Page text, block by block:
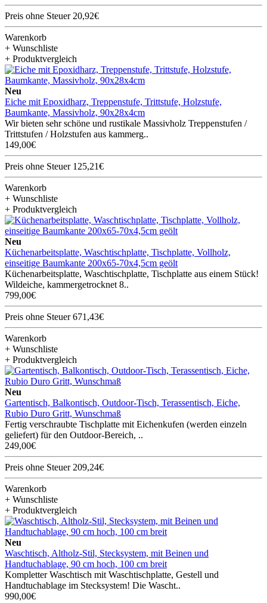
Preis ohne Steuer 20,92€
Warenkorb
+ Wunschliste
+ Produktvergleich
Neu
Eiche mit Epoxidharz, Treppenstufe, Trittstufe, Holzstufe,
Baumkante, Massivholz, 90x28x4cm
Wir bieten sehr schöne und rustikale Massivholz Treppenstufen /
Trittstufen / Holzstufen aus kammerg..
149,00€
Preis ohne Steuer 125,21€
Warenkorb
+ Wunschliste
+ Produktvergleich
Neu
Küchenarbeitsplatte, Waschtischplatte, Tischplatte, Vollholz,
einseitige Baumkante 200x65-70x4,5cm geölt
Küchenarbeitsplatte, Waschtischplatte, Tischplatte aus einem Stück!
Wildeiche, kammergetrocknet 8..
799,00€
Preis ohne Steuer 671,43€
Warenkorb
+ Wunschliste
+ Produktvergleich
Neu
Gartentisch, Balkontisch, Outdoor-Tisch, Terassentisch, Eiche,
Rubio Duro Gritt, Wunschmaß
Fertig verschraubte Tischplatte mit Eichenkufen (werden einzeln
geliefert) für den Outdoor-Bereich, ..
249,00€
Preis ohne Steuer 209,24€
Warenkorb
+ Wunschliste
+ Produktvergleich
Neu
Waschtisch, Altholz-Stil, Stecksystem, mit Beinen und
Handtuchablage, 90 cm hoch, 100 cm breit
Kompletter Waschtisch mit Waschtischplatte, Gestell und
Handtuchablage im Stecksystem! Die Wascht..
990,00€